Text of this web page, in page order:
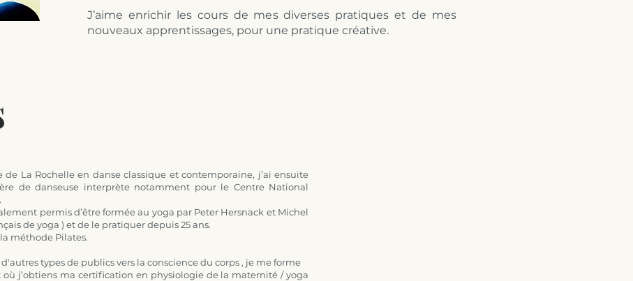
J’aime enrichir les cours de mes diverses pratiques et de mes
nouveaux apprentissages, pour une pratique créative.
de La Rochelle en danse classique et contemporaine, j’ai ensuite
de danseuse interprète notamment pour le Centre National
permis d’être formée au yoga par Peter Hersnack et Michel
de yoga ) et de le pratiquer depuis 25 ans.
méthode Pilates.
types de publics vers la conscience du corps , je me forme
j’obtiens ma certification en physiologie de la maternité / yoga